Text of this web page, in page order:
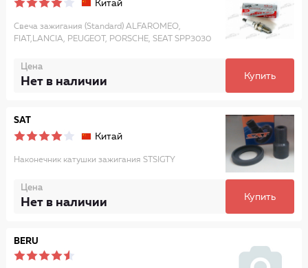
Китай
Свеча зажигания (Standard) ALFAROMEO,
FIAT,LANCIA, PEUGEOT, PORSCHE, SEAT SPP3030
Цена
Нет в наличии Купить
SAT
Китай
Наконечник катушки зажигания STSIGTY
Цена
Нет в наличии Купить
BERU